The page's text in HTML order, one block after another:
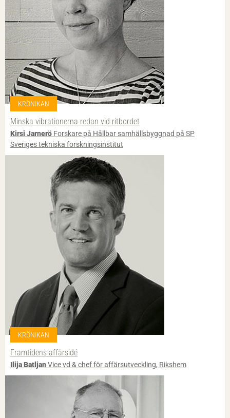
KRÖNIKAN
Minska vibrationerna redan vid ritbordet
Kirsi Jarnerö Forskare på Hållbar samhällsbyggnad på SP
Sveriges tekniska forskningsinstitut
KRÖNIKAN
Framtidens affärsidé
Ilija BatljanVice vd & chef för affärsutveckling, Rikshem